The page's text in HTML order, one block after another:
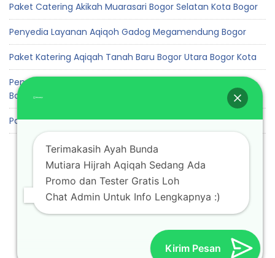
Paket Catering Akikah Muarasari Bogor Selatan Kota Bogor
Penyedia Layanan Aqiqoh Gadog Megamendung Bogor
Paket Katering Aqiqah Tanah Baru Bogor Utara Bogor Kota
Penyedia Jasa Layanan Akikah Cadas Ngampar Sukaraja
Bogor
Paket Aqiqah Padurenan Gunung Sindur Bogor
Terimakasih Ayah Bunda
Mutiara Hijrah Aqiqah Sedang Ada
Promo dan Tester Gratis Loh
Chat Admin Untuk Info Lengkapnya :)
Kirim Pesan